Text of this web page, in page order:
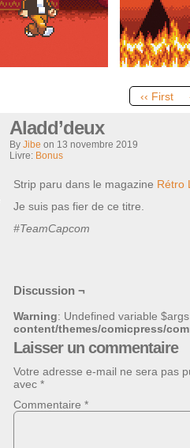
‹‹ First
Aladd’deux
By Jibe on 13 novembre 2019
Livre: Bonus
Strip paru dans le magazine Rétro
Je suis pas fier de ce titre.
#TeamCapcom
Discussion ¬
Warning: Undefined variable
content/themes/comicpress/
Laisser un commentaire
Votre adresse e-mail ne sera pas
avec *
Commentaire *